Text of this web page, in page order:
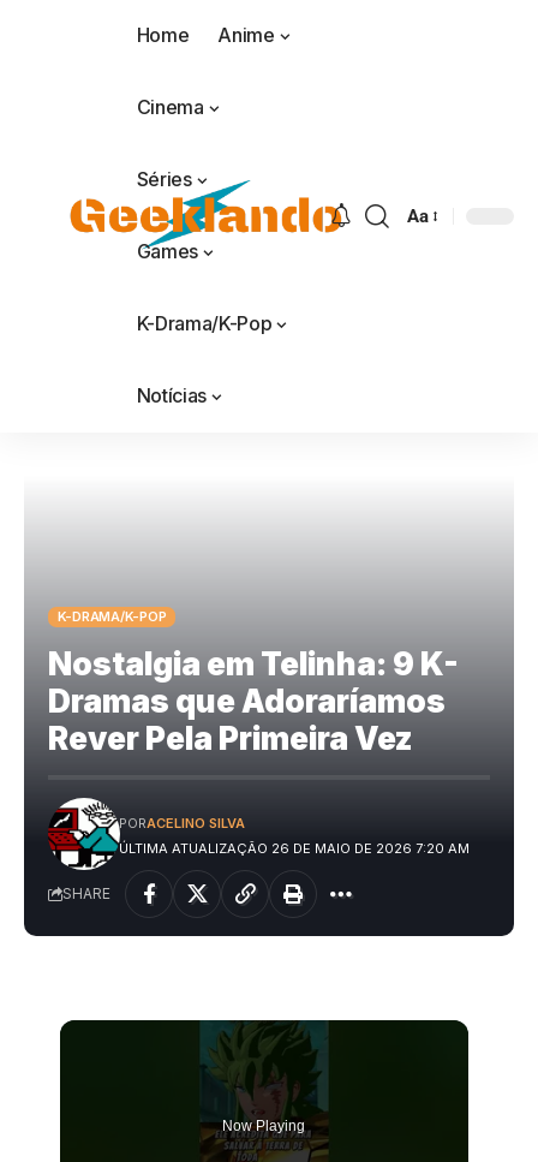
Home Anime
Cinema
Séries
Games
K-Drama/K-Pop
Notícias
Aa
K-DRAMA/K-POP
Nostalgia em Telinha: 9 K-
Dramas que Adoraríamos
Rever Pela Primeira Vez
ÚLTIMA ATUALIZAÇÃO 26 DE MAIO DE 2026 7:20 AM
PORACELINO SILVA
SHARE
Now Playing